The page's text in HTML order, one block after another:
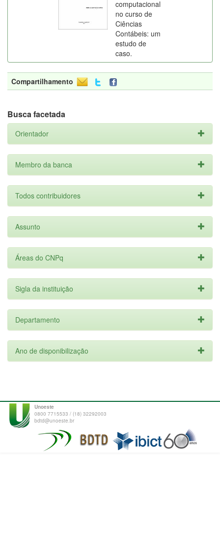
computacional
no curso de
Ciências
Contábeis: um
estudo de
caso.
Compartilhamento
Busca facetada
Orientador
Membro da banca
Todos contribuidores
Assunto
Áreas do CNPq
Sigla da instituição
Departamento
Ano de disponibilização
Unoeste
0800 7715533 / (18) 32292003
bdtd@unoeste.br